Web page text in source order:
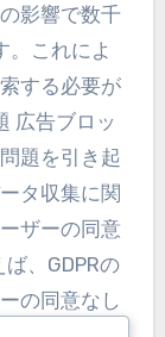
影響で数千
。これによ
する必要が
広告ブロッ
題を引き起
タ収集に関
ザーの同意
、GDPRの
の同意なし